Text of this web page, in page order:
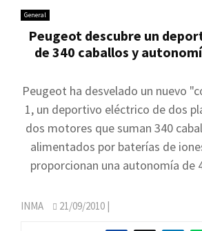
General
Peugeot descubre un
de 340 caballos y
Peugeot ha desvelado un nuevo
1, un deportivo eléctrico de dos
dos motores que suman 340
alimentados por baterías de
proporcionan una autonomía de
INMA 21/09/2010 |